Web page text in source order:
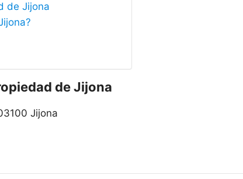
de Jijona
de Jijona
Jijona